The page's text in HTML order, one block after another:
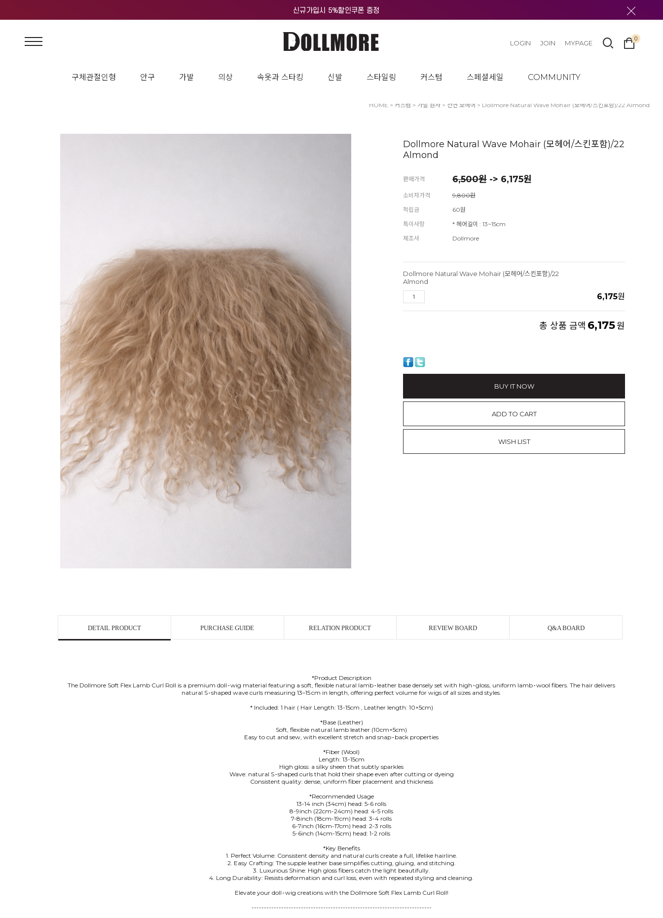
구체관절인형 안구 가발 의상 속옷과 스타킹 신발 스타일링 커스텀 스페셜세일 COMMUNITY
LOGIN JOIN MYPAGE
0
HOME > 커스텀 > 가발 원사 > 천연 모헤어 > Dollmore Natural Wave Mohair (모헤어/스킨포함)/22 Almond
Dollmore Natural Wave Mohair (모헤어/스킨포함)/22
Almond
판매가격 6,500원 -> 6,175원
소비자가격
9,800원
적립금
60원
특이사항
* 헤어길이 : 13~15cm
제조사
Dollmore
Dollmore Natural Wave Mohair (모헤어/스킨포함)/22
Almond
6,175원
총 상품 금액 6,175원
BUY IT NOW
ADD TO CART
WISH LIST
DETAIL PRODUCT PURCHASE GUIDE RELATION PRODUCT REVIEW BOARD Q&A BOARD
*Product Description
The Dollmore Soft Flex Lamb Curl Roll is a premium doll‑wig material featuring a soft, flexible natural lamb‑leather base densely set with high‑gloss, uniform lamb‑wool fibers. The hair delivers
natural S‑shaped wave curls measuring 13–15 cm in length, offering perfect volume for wigs of all sizes and styles.
* Included: 1 hair ( Hair Length: 13-15cm , Leather length: 10×5cm)
*Base (Leather)
Soft, flexible natural lamb leather (10cm×5cm)
Easy to cut and sew, with excellent stretch and snap‑back properties
*Fiber (Wool)
Length: 13-15cm
High gloss: a silky sheen that subtly sparkles
Wave: natural S‑shaped curls that hold their shape even after cutting or dyeing
Consistent quality: dense, uniform fiber placement and thickness
*Recommended Usage
13-14 inch (34cm) head: 5-6 rolls
8-9inch (22cm-24cm) head: 4-5 rolls
7-8inch (18cm-19cm) head: 3-4 rolls
6-7inch (16cm-17cm) head: 2-3 rolls
5-6inch (14cm-15cm) head: 1-2 rolls
*Key Benefits
1. Perfect Volume: Consistent density and natural curls create a full, lifelike hairline.
2. Easy Crafting: The supple leather base simplifies cutting, gluing, and stitching.
3. Luxurious Shine: High gloss fibers catch the light beautifully.
4. Long Durability: Resists deformation and curl loss, even with repeated styling and cleaning.
Elevate your doll‑wig creations with the Dollmore Soft Flex Lamb Curl Roll!
-------------------------------------------------------------------------